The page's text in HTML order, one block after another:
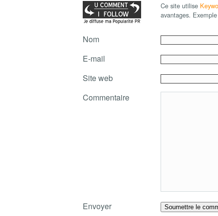
Ce site utilise
avantages.
Nom
E-mail
Site web
Commentaire
Envoyer